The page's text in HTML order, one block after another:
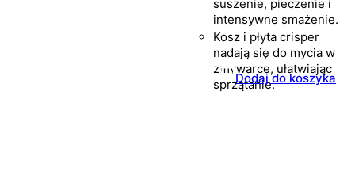
suszenie, pieczenie i
intensywne smażenie.
Kosz i płyta crisper
nadają się do mycia w
zmywarce, ułatwiając
sprzątanie.
Dodaj do koszyka